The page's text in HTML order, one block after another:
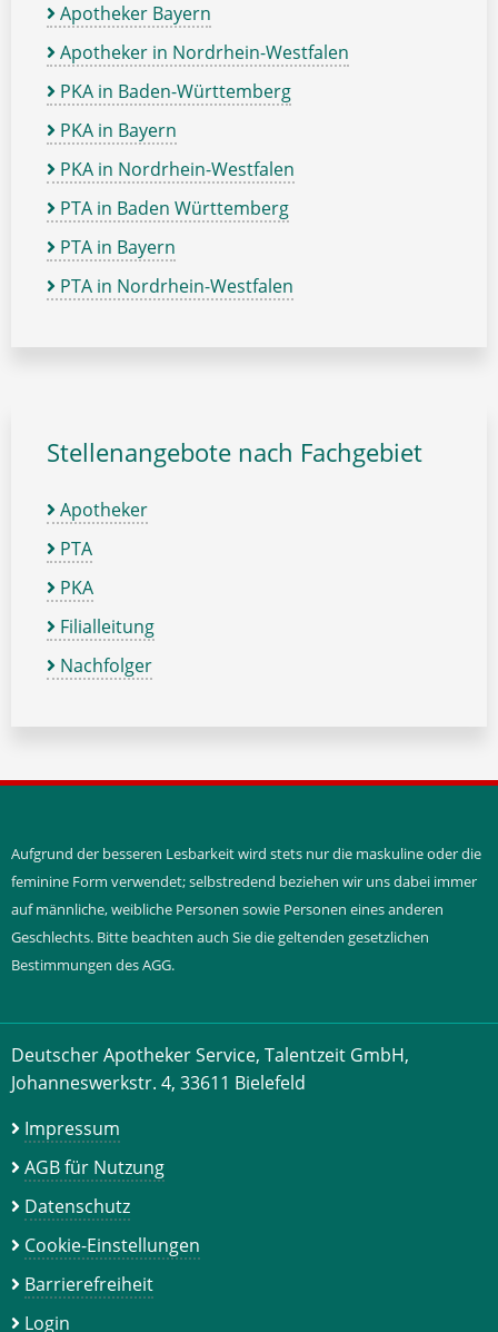
Apotheker Bayern
Apotheker in Nordrhein-Westfalen
PKA in Baden-Württemberg
PKA in Bayern
PKA in Nordrhein-Westfalen
PTA in Baden Württemberg
PTA in Bayern
PTA in Nordrhein-Westfalen
Stellenangebote nach Fachgebiet
Apotheker
PTA
PKA
Filialleitung
Nachfolger
Aufgrund der besseren Lesbarkeit wird stets nur die maskuline oder die
feminine Form verwendet; selbstredend beziehen wir uns dabei immer
auf männliche, weibliche Personen sowie Personen eines anderen
Geschlechts. Bitte beachten auch Sie die geltenden gesetzlichen
Bestimmungen des AGG.
Deutscher Apotheker Service, Talentzeit GmbH,
Johanneswerkstr. 4, 33611 Bielefeld
Impressum
AGB für Nutzung
Datenschutz
Cookie-Einstellungen
Barrierefreiheit
Login